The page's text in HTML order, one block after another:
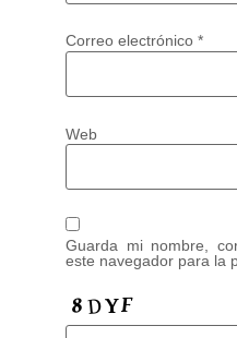
Correo electrónico *
Web
Guarda mi nombre,
este navegador para la